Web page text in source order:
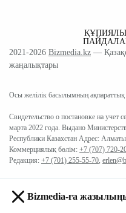
2021-2026 Bizmedia.kz —
жаңалықтары
Осы желілік басылымның ақпараттық
Свидетельство о постановке на
марта 2022 года. Выдано
Республики Казахстан Адрес:
Коммерциялық бөлім: +7 (707) 720-
Редакция: +7 (701) 255-55-70,
Bizmedia-ға